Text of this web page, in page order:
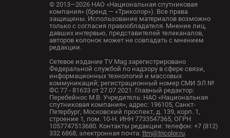
© 2013—2026 НАО «Национальная спутниковая
компания» (бренд — «Триколор»). Все права
защищены. Использование материалов возможно
только с согласия правообладателя. Мнение лиц,
давших интервью, представителей телеканалов,
авторов колонок может не совпадать с мнением
редакции.
Сетевое издание TV Mag зарегистрировано
Федеральной службой по надзору в сфере связи,
информационных технологий и массовых
коммуникаций; регистрационный номер СМИ ЭЛ №
ФС 77 - 81633 от 27.07.2021. Главный редактор:
Перебейнос М.В. Учредитель: НАО «Национальная
спутниковая компания», адрес: 196105, Санкт-
Петербург, Московский проспект, д. 139, корп. 1,
строение 1, пом. 10-Н. ИНН 7733547365, ОГРН
1057747513680. Контакты редакции: телефон: +7 (812)
332 6868; электронная почта: ttm@tricolor.ru.